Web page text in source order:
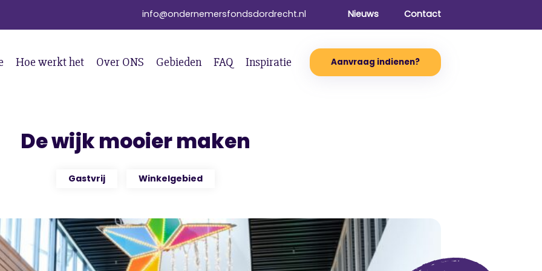
info@ondernemersfondsdordrecht.nl Nieuws Contact
Hoe werkt het Over ONS Gebieden FAQ Inspiratie Aanvraag indienen?
De wijk mooier maken
Gastvrij Winkelgebied